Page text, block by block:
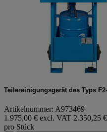
Teilereinigungsgerät des Typs
Artikelnummer: A973469
1.975,00 € excl. VAT 2.350,25
pro Stück